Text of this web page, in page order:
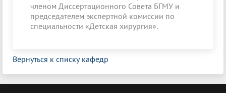
членом Диссертационного Совета БГМУ и
председателем экспертной комиссии по
специальности «Детская хирургия».
Вернуться к списку кафедр